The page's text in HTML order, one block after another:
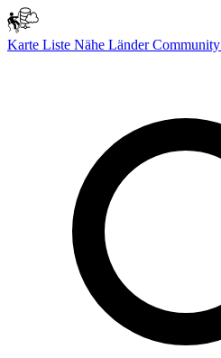
Karte Liste Nähe LänderCommunity